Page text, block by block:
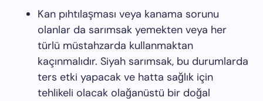
Kan pıhtılaşması veya kanama sorunu
olanlar da sarımsak yemekten veya her
türlü müstahzarda kullanmaktan
kaçınmalıdır. Siyah sarımsak, bu durumlarda
ters etki yapacak ve hatta sağlık için
tehlikeli olacak olağanüstü bir doğal